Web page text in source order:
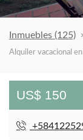
Inmuebles (125)
Alquiler vacacional
US$ 150